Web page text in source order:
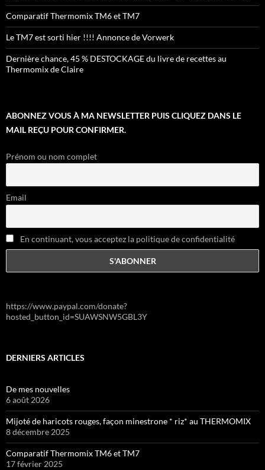
Comparatif Thermomix TM6 et TM7
Le TM7 est sorti hier !!!! Annonce de Vorwerk
Dernière chance, 45 % DESTOCKAGE du livre de recettes au
Thermomix de Claire
ABONNEZ VOUS À MA NEWSLETTER PUIS CLIQUEZ DANS LE
MAIL REÇU POUR CONFIRMER.
Prénom ou nom complet
Email
En continuant, vous acceptez la politique de confidentialité
https://www.paypal.com/donate?
hosted_button_id=SUAWSNW5GBL3Y
DERNIERS ARTICLES
De mes nouvelles
6 août 2026
Mijoté de haricots rouges, façon minestrone * riz* au THERMOMIX
8 décembre 2025
Comparatif Thermomix TM6 et TM7
17 février 2025